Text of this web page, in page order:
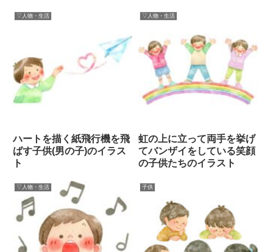
▽人物・生活
ハートを描く紙飛行機を飛
ばす子供(男の子)のイラス
ト
▽人物・生活
虹の上に立って両手を挙げ
てバンザイをしている笑顔
の子供たちのイラスト
▽人物・生活 子供